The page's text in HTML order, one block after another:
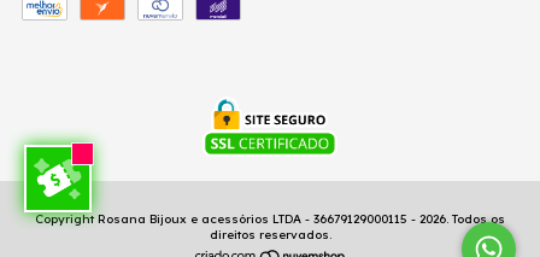
Copyright Rosana Bijoux e acessórios LTDA - 36679129000115 - 2026. Todos os
direitos reservados.